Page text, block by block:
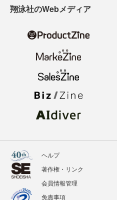
翔泳社のWebメディア
ヘルプ
著作権・リンク
会員情報管理
免責事項